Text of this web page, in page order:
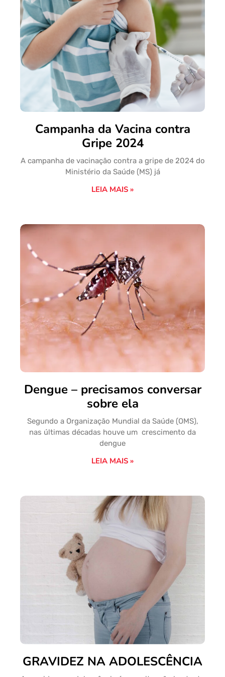
Campanha da Vacina contra
Gripe 2024
A campanha de vacinação contra a gripe de 2024 do
Ministério da Saúde (MS) já
LEIA MAIS »
Dengue – precisamos conversar
sobre ela
Segundo a Organização Mundial da Saúde (OMS),
nas últimas décadas houve um crescimento da
dengue
LEIA MAIS »
GRAVIDEZ NA ADOLESCÊNCIA